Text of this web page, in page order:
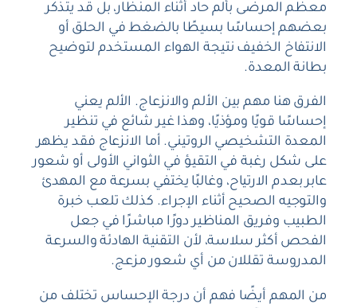
معظم المرضى بألم حاد أثناء المنظار، بل قد يتذكر
بعضهم إحساسًا بسيطًا بالضغط في الحلق أو
الانتفاخ الخفيف نتيجة الهواء المستخدم لتوضيح
بطانة المعدة.
الفرق هنا مهم بين الألم والانزعاج. الألم يعني
إحساسًا قويًا ومؤذيًا، وهذا غير شائع في تنظير
المعدة التشخيصي الروتيني. أما الانزعاج فقد يظهر
على شكل رغبة في التقيؤ في الثواني الأولى أو شعور
عابر بعدم الارتياح، وغالبًا يختفي بسرعة مع المهدئ
والتوجيه الصحيح أثناء الإجراء. كذلك تلعب خبرة
الطبيب وفريق المناظير دورًا مباشرًا في جعل
الفحص أكثر سلاسة، لأن التقنية الهادئة والسرعة
المدروسة تقللان من أي شعور مزعج.
من المهم أيضًا فهم أن درجة الإحساس تختلف من